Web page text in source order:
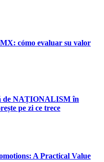
cómo evaluar su valor
de NAȚIONALISM în
pe zi ce trece
A Practical Value